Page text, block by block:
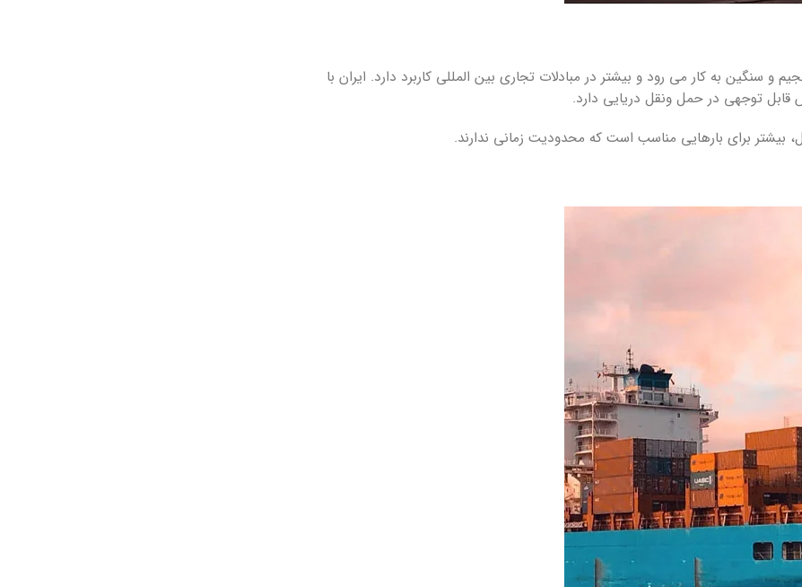
و سنگین به کار می رود و بیشتر در مبادلات تجاری بین المللی کاربرد دارد. ایران با
قابل توجهی در حمل ونقل دریایی دارد.
بیشتر برای بارهایی مناسب است که محدودیت زمانی ندارند.